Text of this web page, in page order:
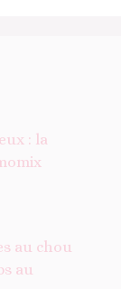
: la
au chou
au